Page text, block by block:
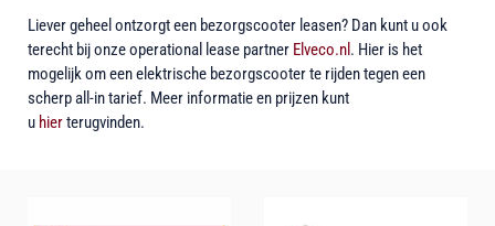
Liever geheel ontzorgt een bezorgscooter leasen? Dan kunt u ook
terecht bij onze operational lease partner Elveco.nl . Hier is het
mogelijk om een elektrische bezorgscooter te rijden tegen een
scherp all-in tarief. Meer informatie en prijzen kunt
u hierterugvinden.